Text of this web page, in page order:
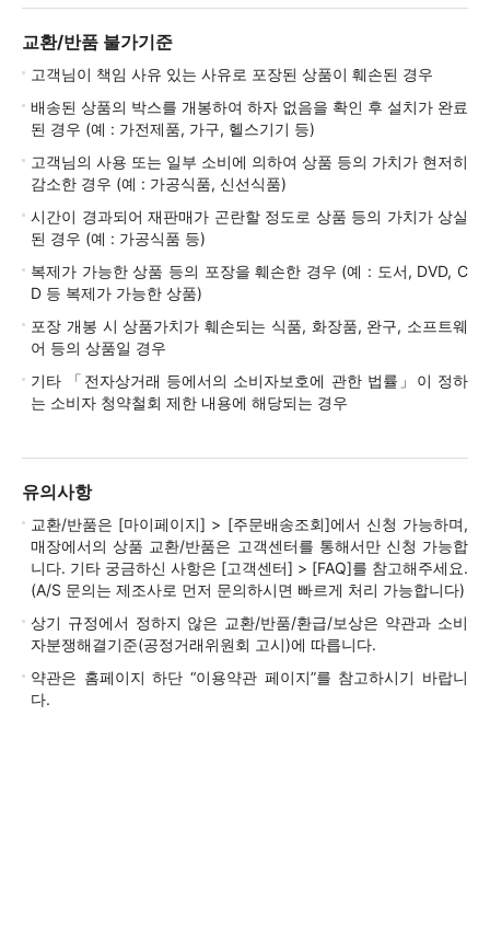
교환/반품 불가기준
고객님이 책임 사유 있는 사유로 포장된 상품이 훼손된 경우
배송된 상품의 박스를 개봉하여 하자 없음을 확인 후 설치가 완료
된 경우 (예 : 가전제품, 가구, 헬스기기 등)
고객님의 사용 또는 일부 소비에 의하여 상품 등의 가치가 현저히
감소한 경우 (예 : 가공식품, 신선식품)
시간이 경과되어 재판매가 곤란할 정도로 상품 등의 가치가 상실
된 경우 (예 : 가공식품 등)
복제가 가능한 상품 등의 포장을 훼손한 경우 (예 : 도서, DVD, C
D 등 복제가 가능한 상품)
포장 개봉 시 상품가치가 훼손되는 식품, 화장품, 완구, 소프트웨
어 등의 상품일 경우
기타 「전자상거래 등에서의 소비자보호에 관한 법률」이 정하
는 소비자 청약철회 제한 내용에 해당되는 경우
유의사항
교환/반품은 [마이페이지] > [주문배송조회]에서 신청 가능하며,
매장에서의 상품 교환/반품은 고객센터를 통해서만 신청 가능합
니다. 기타 궁금하신 사항은 [고객센터] > [FAQ]를 참고해주세요.
(A/S 문의는 제조사로 먼저 문의하시면 빠르게 처리 가능합니다)
상기 규정에서 정하지 않은 교환/반품/환급/보상은 약관과 소비
자분쟁해결기준(공정거래위원회 고시)에 따릅니다.
약관은 홈페이지 하단 “이용약관 페이지”를 참고하시기 바랍니
다.